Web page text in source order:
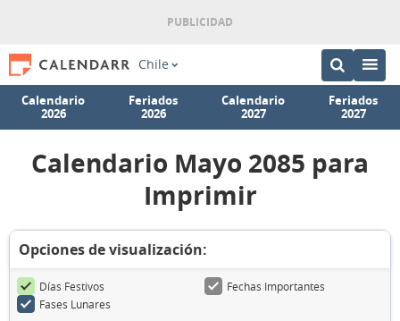
Chile
Calendario
2026
Feriados
2026
Calendario
2027
Feriados
2027
Calendario Mayo 2085 para
Imprimir
Opciones de visualización:
Días Festivos
Fechas Importantes
Fases Lunares